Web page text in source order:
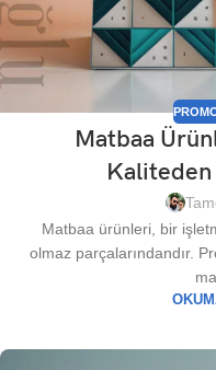
Matbaa
Matbaa ürünleri, bir
olmaz parçalarındandır.